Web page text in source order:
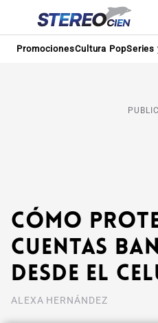
PromocionesCultura PopSeries
Cómo
cuentas
desde el
ALEXA HERNÁNDEZ